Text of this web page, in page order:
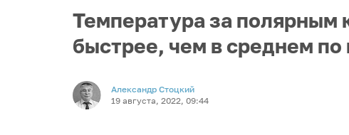
Температура за полярным
быстрее, чем в среднем по
Александр Стоцкий
19 августа, 2022, 09:44